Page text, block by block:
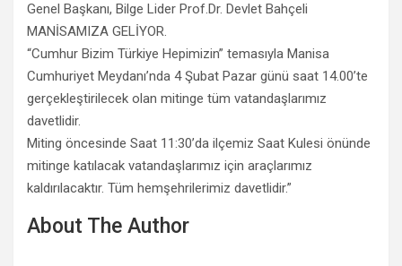
Genel Başkanı, Bilge Lider Prof.Dr. Devlet Bahçeli
MANİSAMIZA GELİYOR.
“Cumhur Bizim Türkiye Hepimizin” temasıyla Manisa
Cumhuriyet Meydanı’nda 4 Şubat Pazar günü saat 14.00’te
gerçekleştirilecek olan mitinge tüm vatandaşlarımız
davetlidir.
Miting öncesinde Saat 11:30’da ilçemiz Saat Kulesi önünde
mitinge katılacak vatandaşlarımız için araçlarımız
kaldırılacaktır. Tüm hemşehrilerimiz davetlidir.”
About The Author